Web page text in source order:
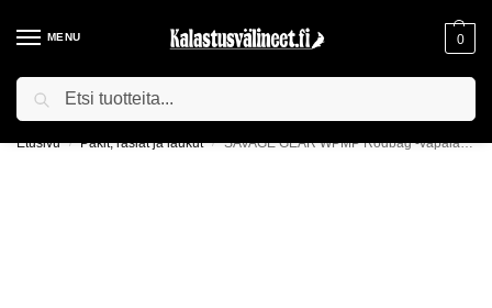
MENU 0
ILMAINEN TOIMITUS YLI 75€ TILAUKSILLE!
Etusivu / Pakit, rasiat ja laukut / SAVAGE GEAR WPMP Rodbag -vapalaukku